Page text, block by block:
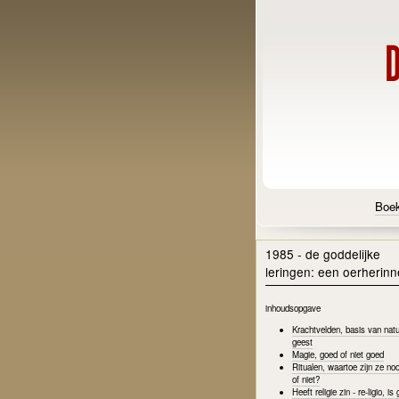
1985 - de goddelijke
leringen: een
inhoudsopgave
Krachtvelden, basis van
geest
Magie, goed of niet goed
Ritualen, waartoe zijn ze
of niet?
Heeft religie zin - re-ligio, is